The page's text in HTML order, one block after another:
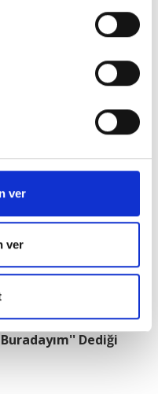
Kanunu uyarınca
ile ilgili daha
ver
ver
Çünkü Insanı
Dediği